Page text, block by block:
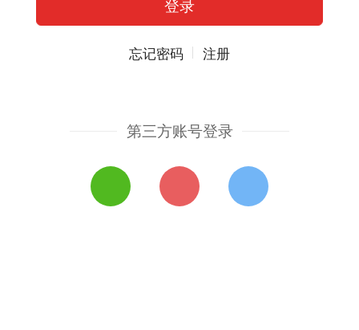
忘记密码 注册
第三方账号登录